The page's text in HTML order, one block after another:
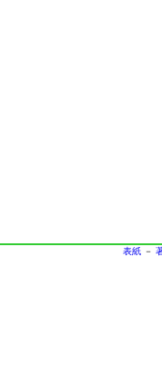
表紙 －